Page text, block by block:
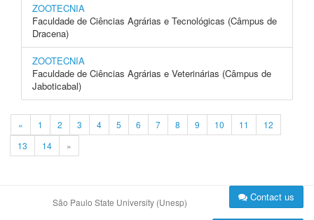
ZOOTECNIA
Faculdade de Ciências Agrárias e Tecnológicas (Câmpus de
Dracena)
ZOOTECNIA
Faculdade de Ciências Agrárias e Veterinárias (Câmpus de
Jaboticabal)
« 1 2 3 4 5 6 7 8 9 10 11
12
13
14 »
São Paulo State University (Unesp) Contact us